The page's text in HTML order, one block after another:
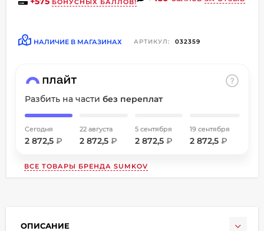
НАЛИЧИЕ В МАГАЗИНАХ АРТИКУЛ: 032359
Разбить на части без переплат
Сегодня
2 872,5 ₽
22 августа
2 872,5₽
5 сентября
2 872,5 ₽
19 сентября
2 872,5 ₽
ВСЕ ТОВАРЫ БРЕНДА SUMKOV
ОПИСАНИЕ
2 недели